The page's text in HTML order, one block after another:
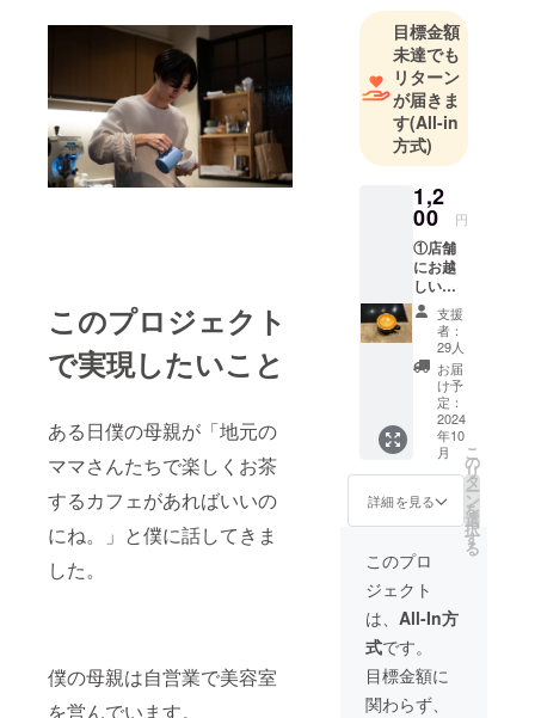
このプロジェクト
で実現したいこと
ある日僕の母親が「地元の
ママさんたちで楽しくお茶
するカフェがあればいいの
にね。」と僕に話してきま
した。
僕の母親は自営業で美容室
を営んでいます。
目標金額
未達でも
リターン
が届きま
す(All-in
方式)
1,2
00 円
①店舗
にお越
しいた
だいた
際は、
素敵な
ラテ
アート
を提供
しま
す！ ※
お代
は、後
ほど
メール
にて
クーポ
ンを送
らせて
いただ
きま
す。
【例】
〇〇
様、ご
支援
者：
29人
お届
け予
定：
2024
年10
月
詳細を見る
こ
の
リ
タ
ー
ン
を
選
択
す
る
このプロ
ジェクト
は、 All-In方
式です。
目標金額に
関わらず、